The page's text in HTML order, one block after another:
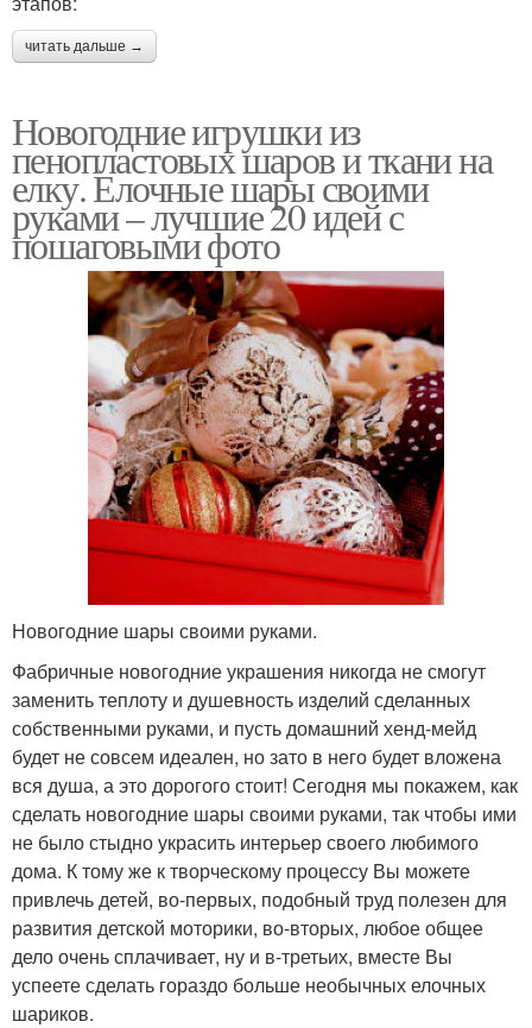
читать дальше →
Новогодние игрушки из
пенопластовых шаров и ткани на
елку. Елочные шары своими
руками – лучшие 20 идей с
пошаговыми фото
Новогодние шары своими руками.
Фабричные новогодние украшения никогда не смогут
заменить теплоту и душевность изделий сделанных
собственными руками, и пусть домашний хенд-мейд
будет не совсем идеален, но зато в него будет вложена
вся душа, а это дорогого стоит! Сегодня мы покажем, как
сделать новогодние шары своими руками, так чтобы ими
не было стыдно украсить интерьер своего любимого
дома. К тому же к творческому процессу Вы можете
привлечь детей, во-первых, подобный труд полезен для
развития детской моторики, во-вторых, любое общее
дело очень сплачивает, ну и в-третьих, вместе Вы
успеете сделать гораздо больше необычных елочных
шариков.